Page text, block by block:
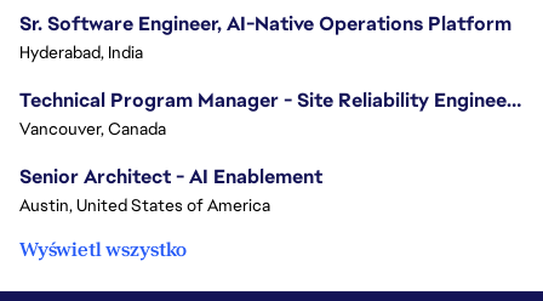
Sr. Software Engineer, AI-Native Operations Platform
Hyderabad, India
Technical Program Manager - Site Reliability Engineering (SRE)
Vancouver, Canada
Senior Architect - AI Enablement
Austin, United States of America
Wyświetl wszystko